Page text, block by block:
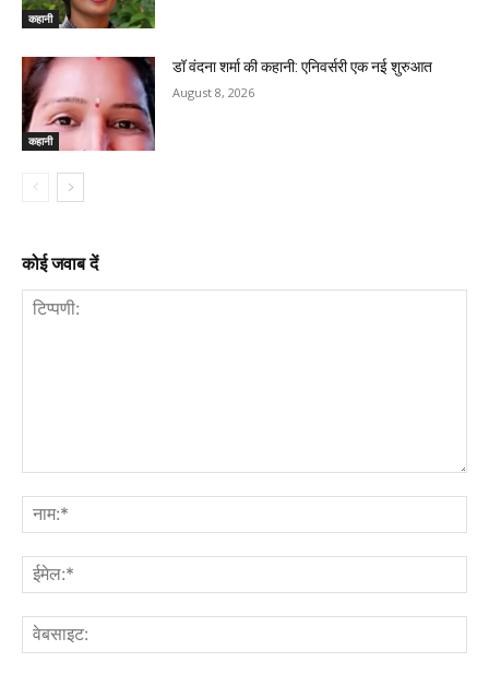
कहानी
कहानी
डॉ वंदना शर्मा की कहानी: एनिवर्सरी एक नई शुरुआत
August 8, 2026
कोई जवाब दें